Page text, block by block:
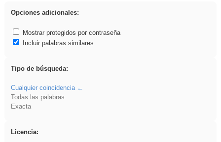
Opciones adicionales:
Mostrar protegidos por contraseña
Incluir palabras similares
Tipo de búsqueda:
Cualquier coincidencia
Todas las palabras
Exacta
Licencia: